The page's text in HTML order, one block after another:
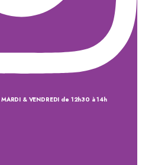
MARDI & VENDREDI de 12h30 à 14h